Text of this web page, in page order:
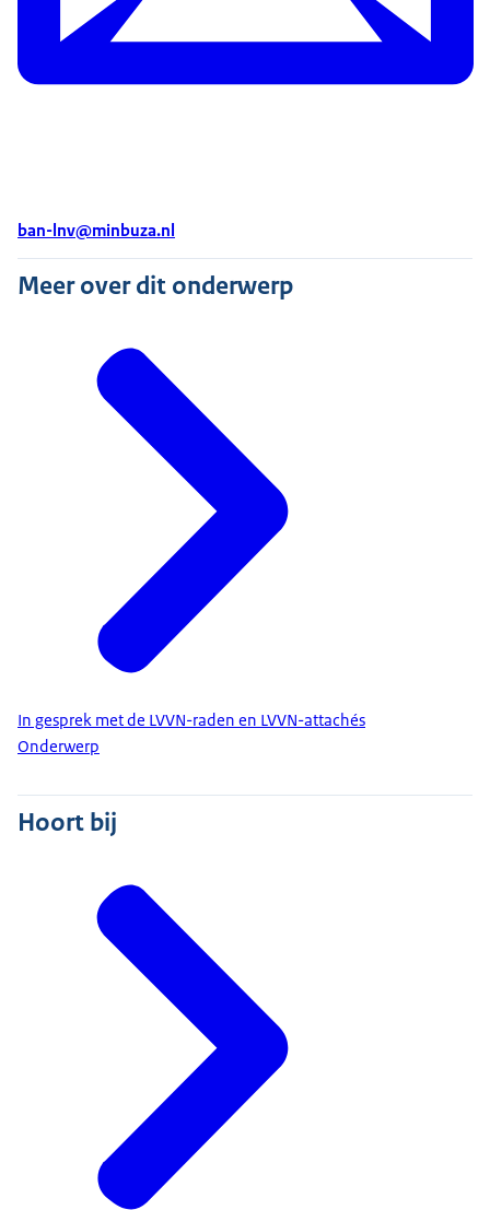
ban-lnv@minbuza.nl
Meer over dit onderwerp
In gesprek met de LVVN-raden en LVVN-attachés
Onderwerp
Hoort bij